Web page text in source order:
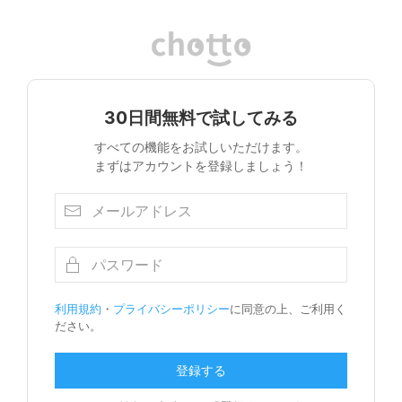
30日間無料で試してみる
すべての機能をお試しいただけます。
まずはアカウントを登録しましょう！
利用規約 ・ プライバシーポリシーに同意の上、ご利用く
ださい。
登録する